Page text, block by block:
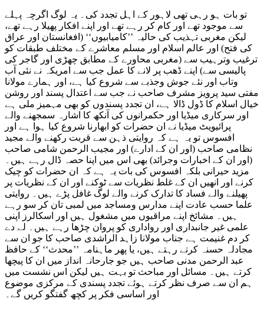
تو بات ہو رہی تھی لاہور کے اہل تجدد کی۔ یہ لوگ اگرچہ پہلے
سے موجود تھے اور کام کر رہے تھے اور اپنے افکار پھیلا رہے تھے،
لیکن مغربی تہذیب کی حالیہ ’’کامیابیوں‘‘ (افغانستان اور عراق
کی فتح) اور عالم اسلام اور مسلم معاشرے کے مختلف طبقات کو
ترغیب وترہیب سے (مغربی محاورے کے مطابق چھڑی اور گاجر کی
پالیسی سے) اپنے ڈھب پر لانے کا عمل جب سے امریکہ نے نئی آب
وتاب اور نئے جوش وجذبے سے شروع کیا ہے، اور ہمارے مولانا
مفتی سید پرویز مشرف صاحب نے جب سے اعتدال پسند اور روشن
خیال اسلام کا ڈول ڈالا ہے، ان تجدد پسندوں کو بھی مہمیز ملی ہے
اور سرکاری میڈیا اور حکمرانوں کی آنکھ کا اشارہ سمجھنے والے
پرائیویٹ میڈیا نے ان حضرات کو ابھارنا شروع کیا ہوا ہے اور
افسوس تو یہ ہے کہ روایتی ذہن سے قربت رکھنے والے مجید
نظامی صاحب (اور ان کے ادارے) اور مجیب الرحمن شامی صاحب
(اور ان کے اخبارات وجرائد) بھی اس میں اپنا حصہ ڈال رہے ہیں۔
مزید حیرانی بلکہ افسوس کی بات یہ ہے کہ ان حضرات کو چیک
کرنے اور انھیں ان کے غلط نظریات سے ٹوکنے اور ان کے نظریات پر
پھیلنے والے فساد کا تدارک کرنے والے لوگ غافل پڑے ہیں۔ روایتی
علما حسب عادت اپنے مدارس ومساجد میں لمبی تان کر سو رہے
ہیں۔ مشائخ اپنے مراقبوں میں مشغول ہیں اور اسکالرز اپنی
علمی غیر جانبداری اور رواداری کو پروان چڑھا رہے ہیں۔ لے دے
کر دم غنیمت ہے جناب مولانا زاہد الراشدی صاحب کا جو ان سے
مجادلہ حسنہ کرتے رہتے ہیں، یا پھر ماہنامہ ’’محدث‘‘ کے حافظ
عبد الرحمن مدنی صاحب ہیں جو جارحانہ انداز میں ان کا پیچھا
کرتے ہیں۔ مسائل اور مباحث تو بہت ہیں لیکن اس نشست میں
ہم ان سے صرف نظر کرتے ہوئے تجدد پسندی کے مرکزی موضوع
اور اساسی فکر پر کچھ گفتگو کریں گے۔